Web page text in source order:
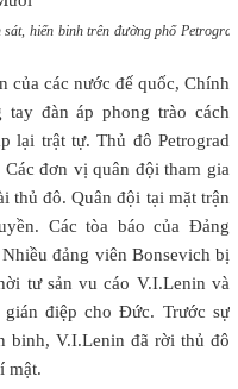
hiến binh trên đường phố
của các nước đế quốc, Chính
đàn áp phong trào cách
lại trật tự. Thủ đô Petrograd
đơn vị quân đội tham gia
thủ đô. Quân đội tại mặt trận
Các tòa báo của Đảng
đảng viên Bonsevich bị
tư sản vu cáo V.I.Lenin và
điệp cho Đức. Trước sự
binh, V.I.Lenin đã rời thủ đô
mật.